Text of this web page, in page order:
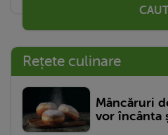
Rețete culinare
Mâncăruri
vor încânta